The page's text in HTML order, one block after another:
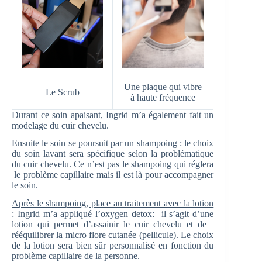
Le Scrub
Une plaque qui vibre
à haute fréquence
Durant ce soin apaisant, Ingrid m’a également fait un
modelage du cuir chevelu.
Ensuite le soin se poursuit par un shampoing: le choix
du soin lavant sera spécifique selon la problématique
du cuir chevelu. Ce n’est pas le shampoing qui réglera
le problème capillaire mais il est là pour accompagner
le soin.
Après le shampoing, place au traitement avec la lotion
: Ingrid m’a appliqué l’oxygen detox: il s’agit d’une
lotion qui permet d’assainir le cuir chevelu et de
rééquilibrer la micro flore cutanée (pellicule). Le choix
de la lotion sera bien sûr personnalisé en fonction du
problème capillaire de la personne.